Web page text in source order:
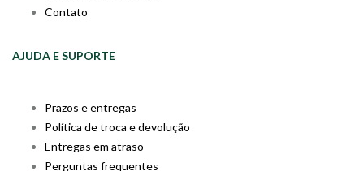
Contato
AJUDA E SUPORTE
Prazos e entregas
Política de troca e devolução
Entregas em atraso
Perguntas frequentes